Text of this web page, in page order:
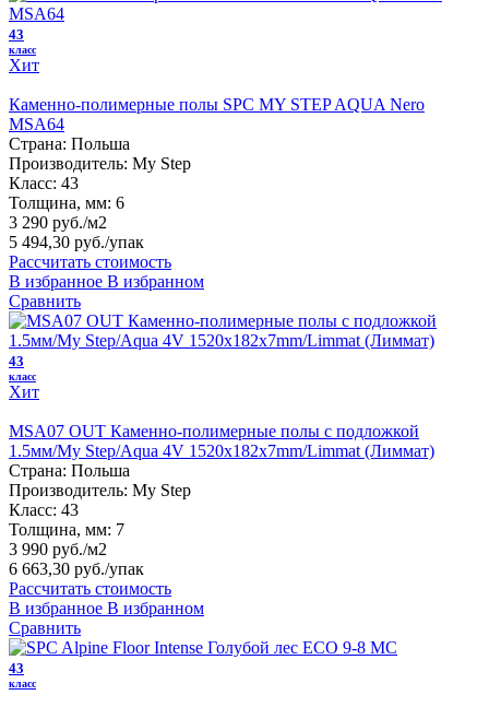
43
класс
Хит
Каменно-полимерные полы SPC MY STEP AQUA Nero
MSA64
Страна: Польша
Производитель: My Step
Класс: 43
Толщина, мм: 6
3 290 руб./м2
5 494,30 руб./упак
Рассчитать стоимость
В избранное В избранном
Сравнить
43
класс
Хит
MSA07 OUT Каменно-полимерные полы с подложкой
1.5мм/My Step/Aqua 4V 1520х182х7mm/Limmat (Лиммат)
Страна: Польша
Производитель: My Step
Класс: 43
Толщина, мм: 7
3 990 руб./м2
6 663,30 руб./упак
Рассчитать стоимость
В избранное В избранном
Сравнить
43
класс